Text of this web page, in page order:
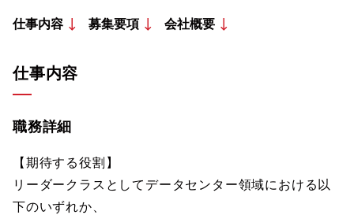
仕事内容 募集要項 会社概要
仕事内容
職務詳細
【期待する役割】
リーダークラスとしてデータセンター領域における以
下のいずれか、